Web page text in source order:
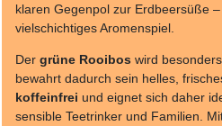
klaren Gegenpol zur Erdbeersüße
vielschichtiges Aromenspiel.
Der grüne Rooibos wird
bewahrt dadurch sein helles,
koffeinfrei und eignet sich daher
sensible Teetrinker und Familien.